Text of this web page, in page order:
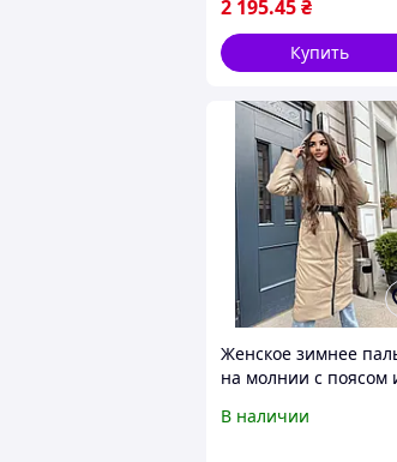
2 195.45₴
Купить
Женское зимнее
на молнии с поясом
(Оversize 42-48),
В наличии